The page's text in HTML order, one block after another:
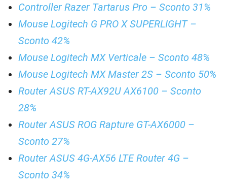
Controller Razer Tartarus Pro – Sconto 31%
Mouse Logitech G PRO X SUPERLIGHT –
Sconto 42%
Mouse Logitech MX Verticale – Sconto 48%
Mouse Logitech MX Master 2S – Sconto 50%
Router ASUS RT-AX92U AX6100 – Sconto
28%
Router ASUS ROG Rapture GT-AX6000 –
Sconto 27%
Router ASUS 4G-AX56 LTE Router 4G –
Sconto 34%